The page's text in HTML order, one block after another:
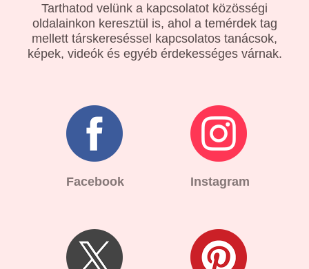
Tarthatod velünk a kapcsolatot közösségi
oldalainkon keresztül is, ahol a temérdek tag
mellett társkereséssel kapcsolatos tanácsok,
képek, videók és egyéb érdekességes várnak.
Facebook Instagram